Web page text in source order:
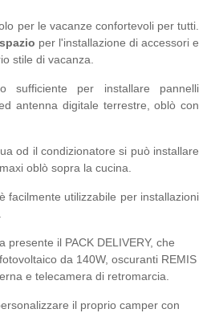
per le vacanze confortevoli per tutti.
per l'installazione di accessori e
stile di vacanza.
sufficiente per installare pannelli
antenna digitale terrestre, oblò con
od il condizionatore si può installare
oblò sopra la cucina.
facilmente utilizzabile per installazioni
presente il PACK DELIVERY, che
da 140W, oscuranti REMIS
e telecamera di retromarcia.
il proprio camper con